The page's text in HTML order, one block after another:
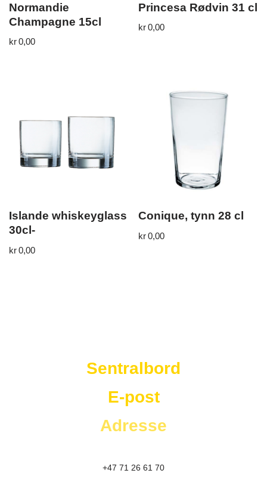
Normandie
Champagne 15cl
kr0,00
Princesa Rødvin 31 cl
kr0,00
Islande whiskeyglass
30cl-
kr0,00
Conique, tynn 28 cl
kr0,00
Sentralbord
E-post
Adresse
+47 71 26 61 70